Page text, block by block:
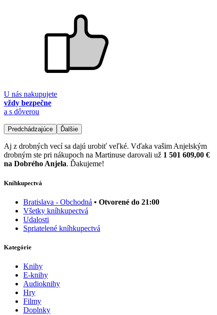
U nás nakupujete
vždy bezpečne
a s dôverou
Predchádzajúce Ďalšie
Aj z drobných vecí sa dajú urobiť veľké. Vďaka vašim Anjelským
drobným ste pri nákupoch na Martinuse darovali už 1 501 609,00 €
na Dobrého Anjela. Ďakujeme!
Kníhkupectvá
Bratislava - Obchodná • Otvorené do 21:00
Všetky kníhkupectvá
Udalosti
Spriatelené kníhkupectvá
Kategórie
Knihy
E-knihy
Audioknihy
Hry
Filmy
Doplnky